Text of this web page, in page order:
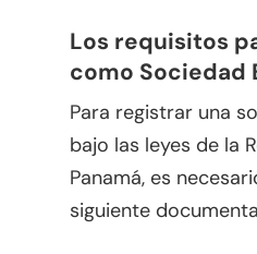
Los requisitos
como Sociedad
Para registrar una
bajo las leyes de la
Panamá, es
siguiente